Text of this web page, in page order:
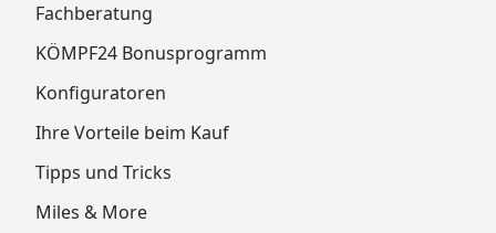
Fachberatung
KÖMPF24 Bonusprogramm
Konfiguratoren
Ihre Vorteile beim Kauf
Tipps und Tricks
Miles & More